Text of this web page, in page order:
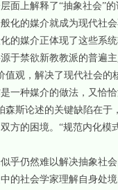
面上解释了“抽象社会”
化的媒介就成为现代社
的媒介正体现了这些系
于禁欲新教教派的普遍
值观，解决了现代社会
种媒介的做法，又恰恰
森斯论述的关键缺陷在
方的困境。“规范内化
仍然难以解决抽象社会
的社会学家理解自身处